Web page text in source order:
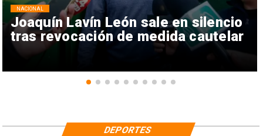
Joaquín Lavín León sale en silencio
tras revocación de medida cautelar
NACIONAL
DEPORTES